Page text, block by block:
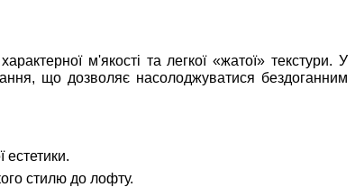
м'якості та легкої «жатої» текстури. У
що дозволяє насолоджуватися бездоганним
естетики.
стилю до лофту.